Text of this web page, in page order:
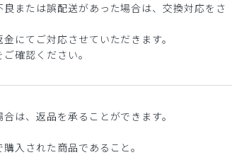
または誤配送があった場合は、交換対応をさ
にてご対応させていただきます。
ご確認ください。
は、返品を承ることができます。
入された商品であること。